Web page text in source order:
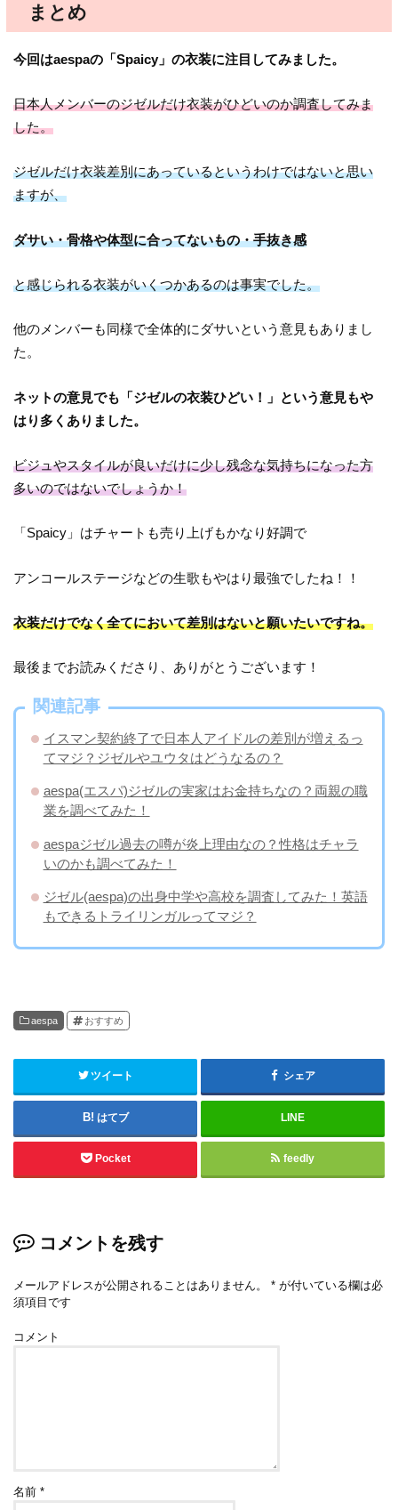
まとめ
今回はaespaの「Spaicy」の衣装に注目してみました。
日本人メンバーのジゼルだけ衣装がひどいのか調査してみま
した。
ジゼルだけ衣装差別にあっているというわけではないと思い
ますが、
ダサい・骨格や体型に合ってないもの・手抜き感
と感じられる衣装がいくつかあるのは事実でした。
他のメンバーも同様で全体的にダサいという意見もありまし
た。
ネットの意見でも「ジゼルの衣装ひどい！」という意見もや
はり多くありました。
ビジュやスタイルが良いだけに少し残念な気持ちになった方
多いのではないでしょうか！
「Spaicy」はチャートも売り上げもかなり好調で
アンコールステージなどの生歌もやはり最強でしたね！！
衣装だけでなく全てにおいて差別はないと願いたいですね。
最後までお読みくださり、ありがとうございます！
関連記事
イスマン契約終了で日本人アイドルの差別が増えるっ
てマジ？ジゼルやユウタはどうなるの？
aespa(エスパ)ジゼルの実家はお金持ちなの？両親の職
業を調べてみた！
aespaジゼル過去の噂が炎上理由なの？性格はチャラ
いのかも調べてみた！
ジゼル(aespa)の出身中学や高校を調査してみた！英語
もできるトライリンガルってマジ？
aespa おすすめ
ツイート シェア
はてブ LINE
Pocket feedly
コメントを残す
メールアドレスが公開されることはありません。 * が付いている欄は必
須項目です
コメント
名前*